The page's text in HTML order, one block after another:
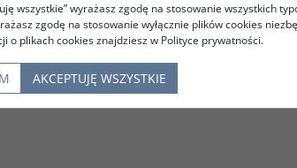
ZOBACZ
1 2
wszystkie” wyrażasz zgodę na stosowanie wszystkich
zgodę na stosowanie wyłącznie plików cookies
o plikach cookies znajdziesz w Polityce prywatności.
AKCEPTUJĘ WSZYSTKIE